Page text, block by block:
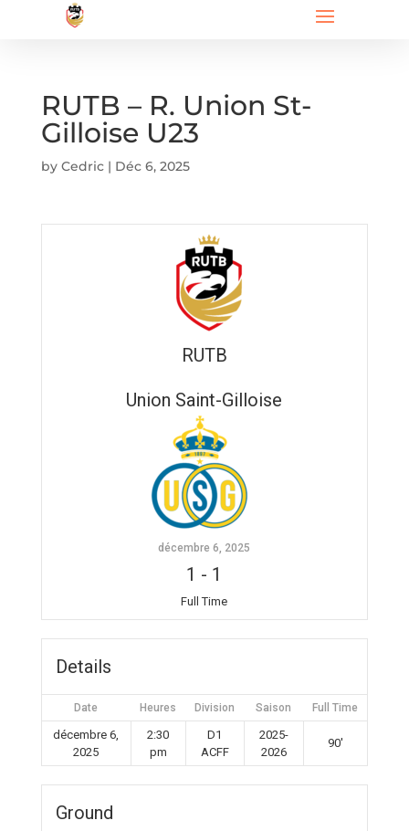
RUTB – R. Union St-
Gilloise U23
by Cedric| Déc 6, 2025
RUTB
Union Saint-Gilloise
décembre 6, 2025
1 - 1
Full Time
Details
Date Heures Division Saison Full Time
décembre 6,
2025
2:30
pm
D1
ACFF
2025-
2026
90'
Ground